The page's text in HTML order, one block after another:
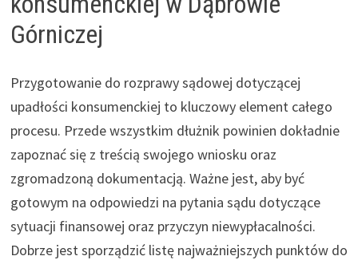
Górniczej
Przygotowanie do rozprawy sądowej dotyczącej
upadłości konsumenckiej to kluczowy element całego
procesu. Przede wszystkim dłużnik powinien dokładnie
zapoznać się z treścią swojego wniosku oraz
zgromadzoną dokumentacją. Ważne jest, aby być
gotowym na odpowiedzi na pytania sądu dotyczące
sytuacji finansowej oraz przyczyn niewypłacalności.
Dobrze jest sporządzić listę najważniejszych punktów do